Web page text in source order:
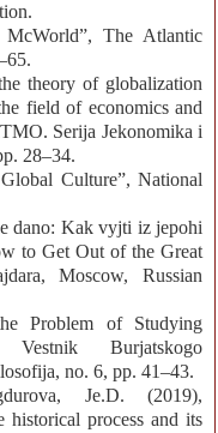
The Atlantic
theory of globalization
field of economics and
Serija Jekonomika i
28‒34.
Culture”, National
dano: Kak vyjti iz jepohi
to Get Out of the Great
Moscow, Russian
Problem of Studying
Burjatskogo
no. 6, pp. 41‒43.
Je.D. (2019),
historical process and its